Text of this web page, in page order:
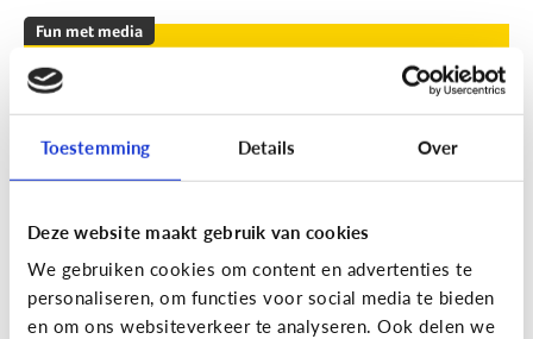
Toestemming Details Over
Deze website maakt gebruik van cookies
We gebruiken cookies om content en advertenties te
personaliseren, om functies voor social media te bieden
en om ons websiteverkeer te analyseren. Ook delen we
Fun met media
Leuke apps voor tieners om de
zomer door te komen
Geef je kind een duwtje in de rug met deze leuke
apps tegen verveling, waar ze op eigen houtje